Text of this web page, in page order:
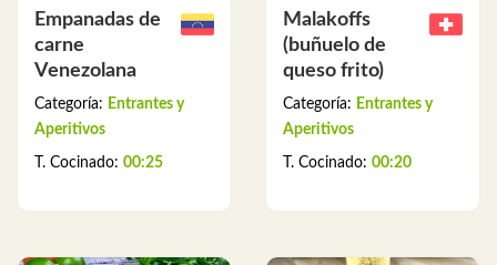
Empanadas de
carne
Venezolana
Categoría: Entrantes y
Aperitivos
T. Cocinado: 00:25
Malakoffs
(buñuelo de
queso frito)
Categoría: Entrantes y
Aperitivos
T. Cocinado: 00:20